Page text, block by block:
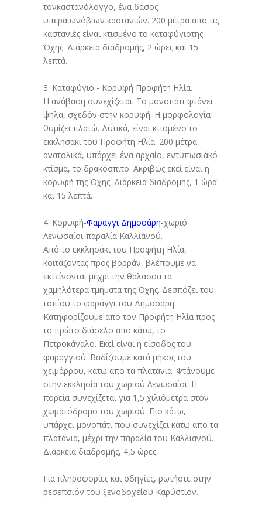
τονκαστανόλογγο, ένα δάσος
υπεραιωνόβιων καστανιών. 200 μέτρα απο τις
καστανιές είναι κτισμένο το καταφύγιοτης
Όχης. Διάρκεια διαδρομής, 2 ώρες και 15
λεπτά.
3. Καταφύγιο - Κορυφή Προφήτη Ηλία.
Η ανάβαση συνεχίζεται. Το μονοπάτι φτάνει
ψηλά, σχεδόν στην κορυφή. Η μορφολογία
θυμίζει πλατώ. Δυτικά, είναι κτισμένο το
εκκλησάκι του Προφήτη Ηλία. 200 μέτρα
ανατολικά, υπάρχει ένα αρχαίο, εντυπωσιάκό
κτίσμα, το δρακόσπιτο. Ακριβώς εκεί είναι η
κορυφή της Όχης. Διάρκεια διαδρομής, 1 ώρα
και 15 λεπτά.
4. Κορυφή-Φαράγγι Δημοσάρη-χωριό
Λενωσαίοι-παραλία Καλλιανού.
Από το εκκλησάκι του Προφήτη Ηλία,
κοιτάζοντας προς βορράν, βλέπουμε να
εκτείνονται μέχρι την θάλασσα τα
χαμηλότερα τμήματα της Όχης. Δεσπόζει του
τοπίου το φαράγγι του Δημοσάρη.
Κατηφορίζουμε απο τον Προφήτη Ηλία προς
το πρώτο διάσελο απο κάτω, το
Πετροκάναλο. Εκεί είναι η είσοδος του
φαραγγιού. Βαδίζουμε κατά μήκος του
χειμάρρου, κάτω απο τα πλατάνια. Φτάνουμε
στην εκκλησία του χωριού Λενωσαίοι. Η
πορεία συνεχίζεται για 1,5 χιλιόμετρα στον
χωματόδρομο του χωριού. Πιο κάτω,
υπάρχει μονοπάτι που συνεχίζει κάτω απο τα
πλατάνια, μέχρι την παραλία του Καλλιανού.
Διάρκεια διαδρομής, 4,5 ώρες.
Για πληροφορίες και οδηγίες, ρωτήστε στην
ρεσεπσιόν του ξενοδοχείου Καρύστιον.